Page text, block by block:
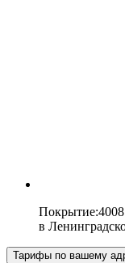
Покрытие:
в
Тарифы по вашему